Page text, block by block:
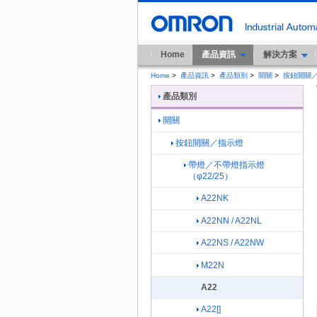
Home 產品資訊 解決方案
Home > 產品資訊 > 產品類別 > 開關 > 按鈕開關
產品類別
開關
按鈕開關／指示燈
帶燈／不帶燈指示燈
（φ22/25）
A22NK
A22NN / A22NL
A22NS / A22NW
M22N
A22
A22[]